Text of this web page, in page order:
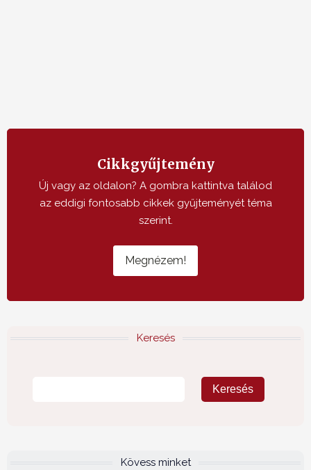
Cikkgyűjtemény
Új vagy az oldalon? A gombra kattintva találod
az eddigi fontosabb cikkek gyűjteményét téma
szerint.
Megnézem!
Keresés
Kövess minket